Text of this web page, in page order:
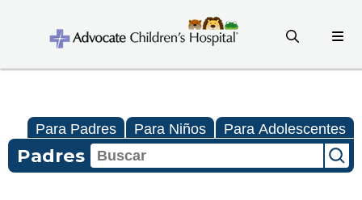
Para Padres Para Niños Para Adolescentes
Padres